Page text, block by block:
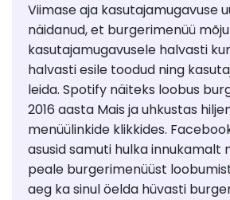
Viimase aja kasutajamugavuse
näidanud, et burgerimenüü
kasutajamugavusele halvasti
halvasti esile toodud ning
leida. Spotify näiteks loobus
2016 aasta Mais ja uhkustas
menüülinkide klikkides.
asusid samuti hulka innukamalt
peale burgerimenüüst
aeg ka sinul öelda hüvasti